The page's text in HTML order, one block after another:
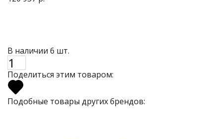
В наличии 6 шт.
Поделиться этим товаром:
Подобные товары других брендов: